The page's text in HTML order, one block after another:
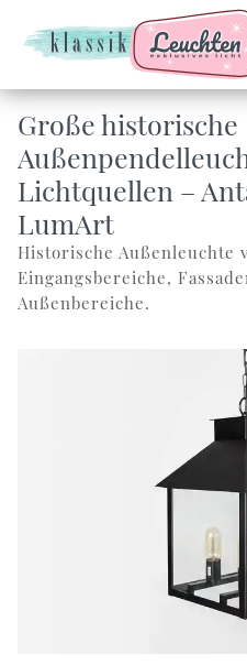
Große historische
Lichtquellen –
LumArt
Historische Außenleuchte
Eingangsbereiche,
Außenbereiche.